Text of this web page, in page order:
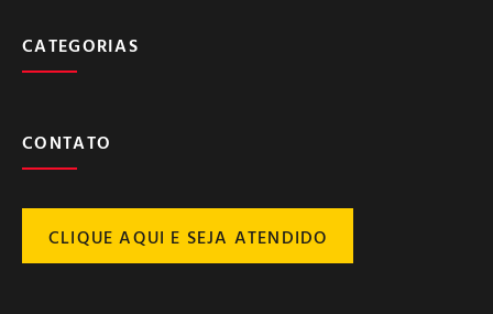
CATEGORIAS
CONTATO
CLIQUE AQUI E SEJA ATENDIDO